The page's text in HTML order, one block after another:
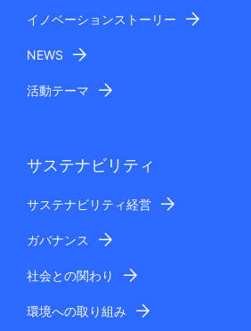
イノベーションストーリー
NEWS
活動テーマ
サステナビリティ
サステナビリティ経営
ガバナンス
社会との関わり
環境への取り組み